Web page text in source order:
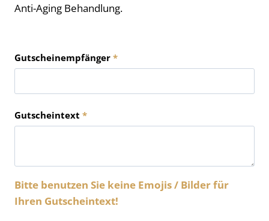
Anti-Aging Behandlung.
Gutscheinempfänger *
Gutscheintext *
Bitte benutzen Sie keine Emojis / Bilder für
Ihren Gutscheintext!